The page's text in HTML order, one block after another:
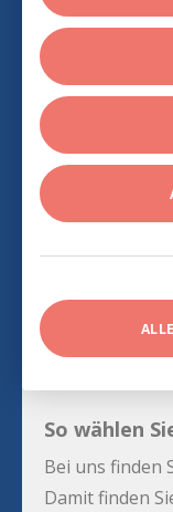
So wählen
Bei uns finden
Damit finden